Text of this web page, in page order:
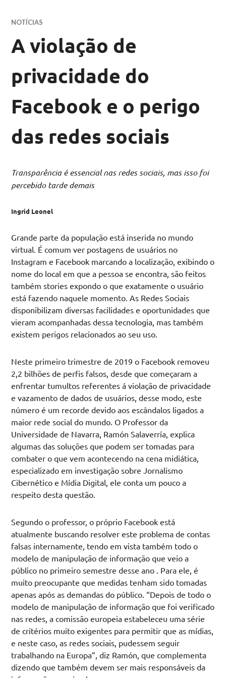
NOTÍCIAS
A violação de
privacidade do
Facebook e o perigo
das redes sociais
Transparência é essencial nas redes sociais, mas isso foi
percebido tarde demais
Ingrid Leonel
Grande parte da população está inserida no mundo
virtual. É comum ver postagens de usuários no
Instagram e Facebook marcando a localização, exibindo o
nome do local em que a pessoa se encontra, são feitos
também stories expondo o que exatamente o usuário
está fazendo naquele momento. As Redes Sociais
disponibilizam diversas facilidades e oportunidades que
vieram acompanhadas dessa tecnologia, mas também
existem perigos relacionados ao seu uso.
Neste primeiro trimestre de 2019 o Facebook removeu
2,2 bilhões de perfis falsos, desde que começaram a
enfrentar tumultos referentes á violação de privacidade
e vazamento de dados de usuários, desse modo, este
número é um recorde devido aos escândalos ligados a
maior rede social do mundo. O Professor da
Universidade de Navarra, Ramón Salaverría, explica
algumas das soluções que podem ser tomadas para
combater o que vem acontecendo na cena midiática,
especializado em investigação sobre Jornalismo
Cibernético e Mídia Digital, ele conta um pouco a
respeito desta questão.
Segundo o professor, o próprio Facebook está
atualmente buscando resolver este problema de contas
falsas internamente, tendo em vista também todo o
modelo de manipulação de informação que veio a
público no primeiro semestre desse ano . Para ele, é
muito preocupante que medidas tenham sido tomadas
apenas após as demandas do público. “Depois de todo o
modelo de manipulação de informação que foi verificado
nas redes, a comissão europeia estabeleceu uma série
de critérios muito exigentes para permitir que as mídias,
e neste caso, as redes sociais, pudessem seguir
trabalhando na Europa”, diz Ramón, que complementa
dizendo que também devem ser mais responsáveis da